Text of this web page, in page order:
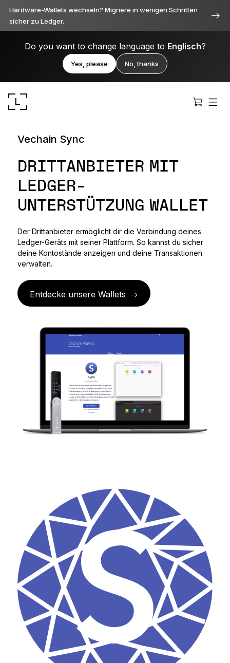
Hardware-Wallets wechseln? Migriere in wenigen Schritten
sicher zu Ledger.
Do you want to change language to Englisch?
Yes, please No, thanks
Ledger Stax
Durchweg erstklassig
Ledger Flex™
Der neue Standard
Ledger NanoGen5
So individuell wie du
Ledger NanoKlassiker
Zuverlässiger Backup-Schutz
Gesamtes Sortiment anzeigen
Hardware-Wallets
Limitierte Editionen
Alle Produkte anzeigen
Ledger-Signer vergleichen
Vechain Sync
DRITTANBIETER MIT
LEDGER-
UNTERSTÜTZUNG WALLET
Der Drittanbieter ermöglicht dir die Verbindung deines
Ledger-Geräts mit seiner Plattform. So kannst du sicher
deine Kontostände anzeigen und deine Transaktionen
verwalten.
Entdecke unsere Wallets